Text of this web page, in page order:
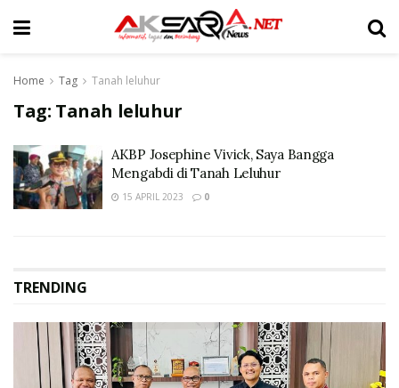
Home Tag Tanah leluhur
Tag: Tanah leluhur
AKBP Josephine Vivick, Saya Bangga
Mengabdi di Tanah Leluhur
15 APRIL 2023 0
TRENDING